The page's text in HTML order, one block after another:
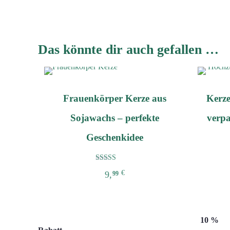
Varianten
auf.
Die
der
gewählt
werden
Das könnte dir auch gefallen …
Frauenkörper Kerze aus
Sojawachs – perfekte
Geschenkidee
5.00
von 5
9, 99 €
10 %